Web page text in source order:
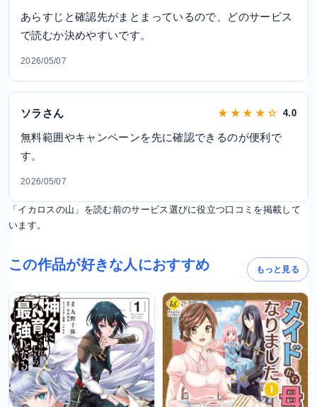
あらすじと確認先がまとまっているので、どのサービス
で読むか決めやすいです。
2026/05/07
ソラさん ★ ★ ★ ★ ☆ 4.0
無料範囲やキャンペーンを先に確認できるのが便利で
す。
2026/05/07
「イカロスの山」を読む前のサービス選びに役立つ口コミを掲載して
います。
この作品が好きな人におすすめ もっと見る